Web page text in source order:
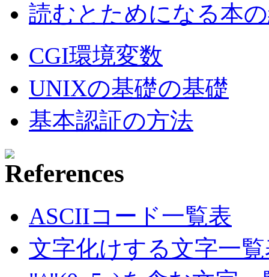
読むとためになる本
CGI環境変数
UNIXの基礎の基礎
基本認証の方法
ASCIIコード一覧表
文字化けする文字一